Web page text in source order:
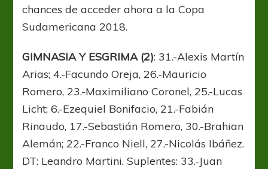
chances de acceder ahora a la Copa
Sudamericana 2018.
GIMNASIA Y ESGRIMA (2): 31.-Alexis Martín
Arias; 4.-Facundo Oreja, 26.-Mauricio
Romero, 23.-Maximiliano Coronel, 25.-Lucas
Licht; 6.-Ezequiel Bonifacio, 21.-Fabián
Rinaudo, 17.-Sebastián Romero, 30.-Brahian
Alemán; 22.-Franco Niell, 27.-Nicolás Ibáñez.
DT: Leandro Martini. Suplentes: 33.-Juan